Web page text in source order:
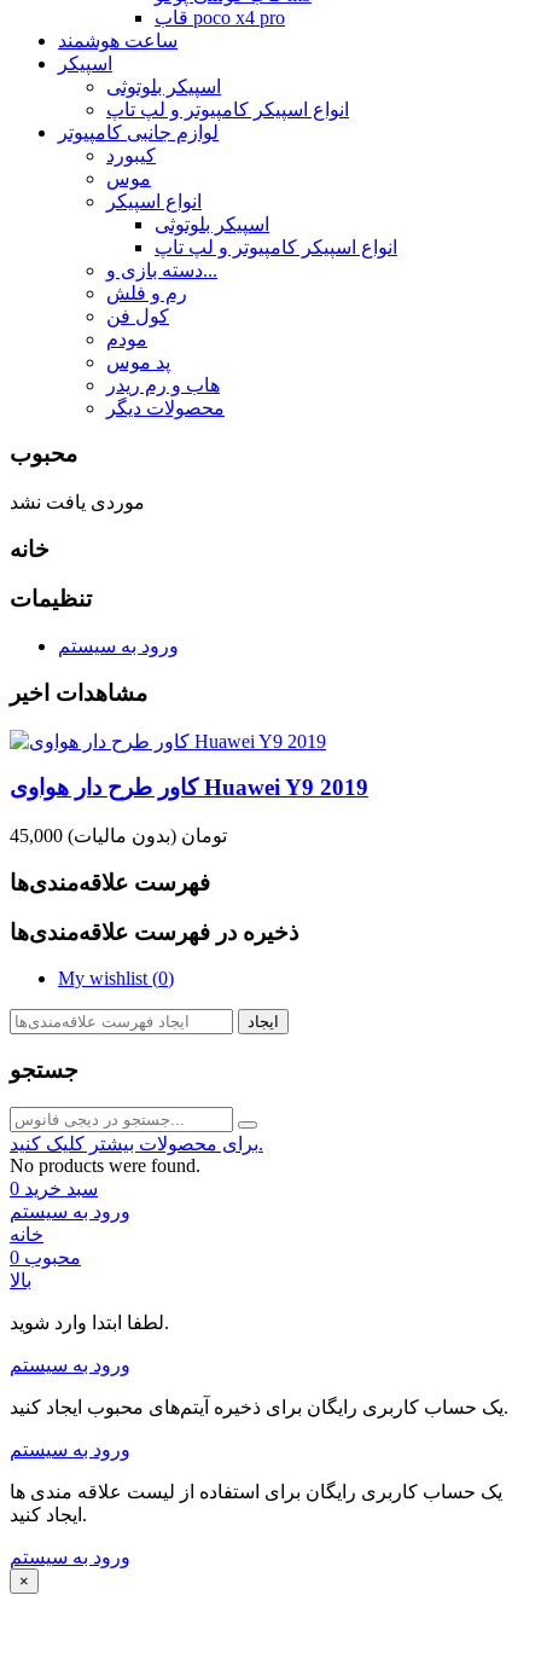
قاب poco x4 pro
ساعت هوشمند
اسپیکر
اسپیکر بلوتوثی
انواع اسپیکر کامپیوتر و لپ تاپ
لوازم جانبی کامپیوتر
کیبورد
موس
انواع اسپیکر
اسپیکر بلوتوثی
انواع اسپیکر کامپیوتر و لپ تاپ
دسته بازی و...
رم و فلش
کول فن
مودم
پد موس
هاب و رم ریدر
محصولات دیگر
محبوب
موردی یافت نشد
خانه
تنظیمات
ورود به سیستم
مشاهدات اخیر
کاور طرح دار هواوی Huawei Y9 2019
45,000 تومان (بدون مالیات)
فهرست علاقه‌مندی‌ها
ذخیره در فهرست علاقه‌مندی‌ها
My wishlist (0)
ایجاد
جستجو
برای محصولات بیشتر کلیک کنید.
No products were found.
سبد خرید 0
ورود به سیستم
خانه
محبوب 0
بالا
لطفا ابتدا وارد شوید.
ورود به سیستم
یک حساب کاربری رایگان برای ذخیره آیتم‌های محبوب ایجاد کنید.
ورود به سیستم
یک حساب کاربری رایگان برای استفاده از لیست علاقه مندی ها
ایجاد کنید.
ورود به سیستم
×